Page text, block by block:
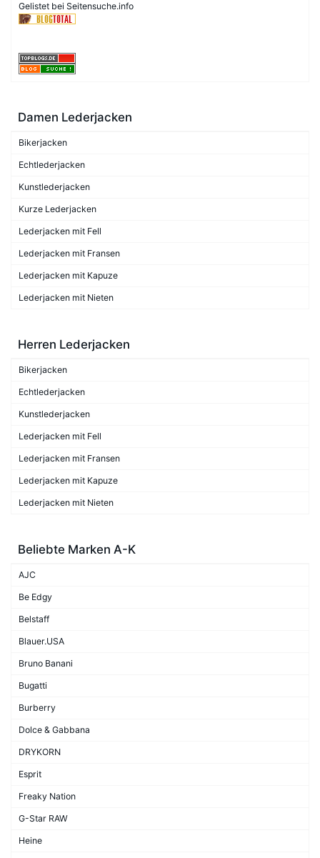
Gelistet bei Seitensuche.info
Damen Lederjacken
Bikerjacken
Echtlederjacken
Kunstlederjacken
Kurze Lederjacken
Lederjacken mit Fell
Lederjacken mit Fransen
Lederjacken mit Kapuze
Lederjacken mit Nieten
Herren Lederjacken
Bikerjacken
Echtlederjacken
Kunstlederjacken
Lederjacken mit Fell
Lederjacken mit Fransen
Lederjacken mit Kapuze
Lederjacken mit Nieten
Beliebte Marken A-K
AJC
Be Edgy
Belstaff
Blauer.USA
Bruno Banani
Bugatti
Burberry
Dolce & Gabbana
DRYKORN
Esprit
Freaky Nation
G-Star RAW
Heine